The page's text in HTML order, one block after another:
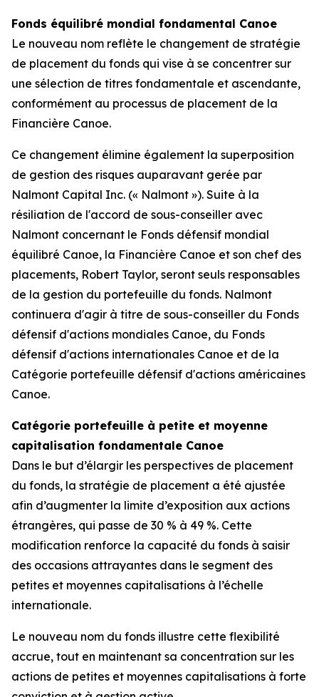
Fonds équilibré mondial fondamental Canoe
Le nouveau nom reflète le changement de stratégie
de placement du fonds qui vise à se concentrer sur
une sélection de titres fondamentale et ascendante,
conformément au processus de placement de la
Financière Canoe.
Ce changement élimine également la superposition
de gestion des risques auparavant gerée par
Nalmont Capital Inc. (« Nalmont »). Suite à la
résiliation de l'accord de sous-conseiller avec
Nalmont concernant le Fonds défensif mondial
équilibré Canoe, la Financière Canoe et son chef des
placements, Robert Taylor, seront seuls responsables
de la gestion du portefeuille du fonds. Nalmont
continuera d'agir à titre de sous-conseiller du Fonds
défensif d'actions mondiales Canoe, du Fonds
défensif d'actions internationales Canoe et de la
Catégorie portefeuille défensif d'actions américaines
Canoe.
Catégorie portefeuille à petite et moyenne
capitalisation fondamentale Canoe
Dans le but d’élargir les perspectives de placement
du fonds, la stratégie de placement a été ajustée
afin d’augmenter la limite d’exposition aux actions
étrangères, qui passe de 30 % à 49 %. Cette
modification renforce la capacité du fonds à saisir
des occasions attrayantes dans le segment des
petites et moyennes capitalisations à l’échelle
internationale.
Le nouveau nom du fonds illustre cette flexibilité
accrue, tout en maintenant sa concentration sur les
actions de petites et moyennes capitalisations à forte